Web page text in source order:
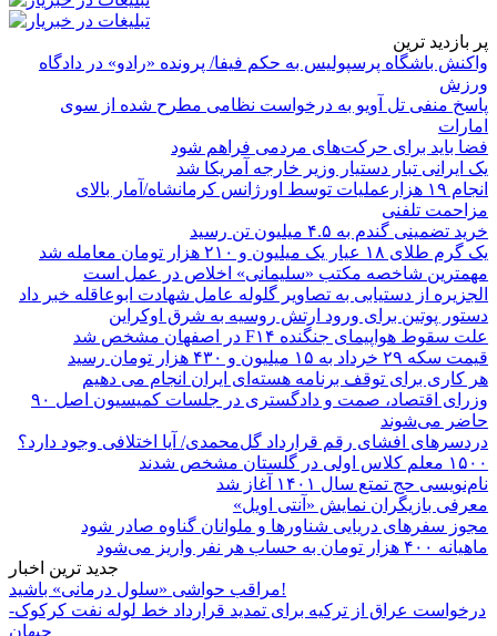
پر بازدید ترین
واکنش باشگاه پرسپولیس به حکم فیفا/ پرونده «رادو» در دادگاه
ورزش
پاسخ منفی تل آویو به درخواست نظامی مطرح شده از سوی
امارات
فضا باید برای حرکت‌های مردمی فراهم شود
یک ایرانی تبار دستیار وزیر خارجه آمریکا شد
انجام ۱۹ هزارعملیات توسط اورژانس کرمانشاه/آمار بالای
مزاحمت تلفنی
خرید تضمینی گندم به ۴.۵ میلیون تن رسید
یک گرم طلای ۱۸ عیار یک میلیون و ۲۱۰ هزار تومان معامله شد
مهمترین شاخصه مکتب «سلیمانی» اخلاص در عمل است
الجزیره از دستیابی به تصاویر گلوله عامل شهادت ابوعاقله خبر داد
دستور پوتین برای ورود ارتش روسیه به شرق اوکراین
علت سقوط هواپیمای جنگنده F۱۴ در اصفهان مشخص شد
قیمت سکه ۲۹ خرداد به ۱۵ میلیون و ۴۳۰ هزار تومان رسید
هر کاری برای توقف برنامه هسته‌ای ایران انجام می دهیم
وزرای اقتصاد، صمت و دادگستری در جلسات کمیسیون اصل ۹۰
حاضر می‌شوند
دردسرهای افشای رقم قرارداد گل‌محمدی/ آیا اختلافی وجود دارد؟
۱۵۰۰ معلم کلاس اولی در گلستان مشخص شدند
نام‌نویسی حج تمتع سال ۱۴۰۱ آغاز شد
معرفی بازیگران نمایش «آنتی اویل»
مجوز سفرهای دریایی شناورها و ملوانان گناوه صادر شود
ماهیانه ۴۰۰ هزار تومان به حساب هر نفر واریز می‌شود
جدید ترین اخبار
مراقب حواشی «سلول درمانی» باشید!
درخواست عراق از ترکیه برای تمدید قرارداد خط لوله نفت کرکوک-
جیهان